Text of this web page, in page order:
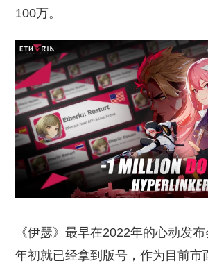
100万。
《伊瑟》最早在2022年的心动发
年初就已经拿到版号，作为目前市